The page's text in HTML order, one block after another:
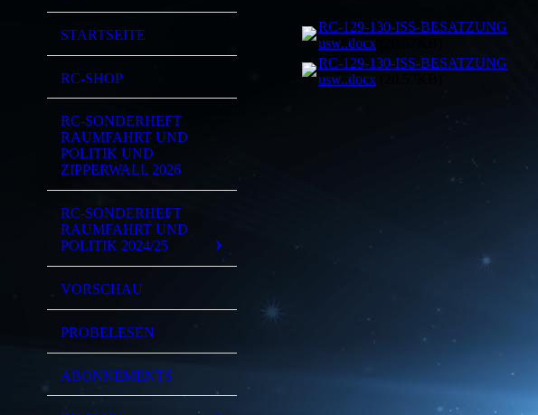
STARTSEITE
RC-SHOP
RC-SONDERHEFT
RAUMFAHRT UND
POLITIK UND
ZIPPERWALL 2026
RC-SONDERHEFT
RAUMFAHRT UND
POLITIK 2024/25
VORSCHAU
PROBELESEN
ABONNEMENTS
RC-129-130-ISS-BESATZUNG
usw..docx
RC-129-130-ISS-BESATZUNG
usw..docx